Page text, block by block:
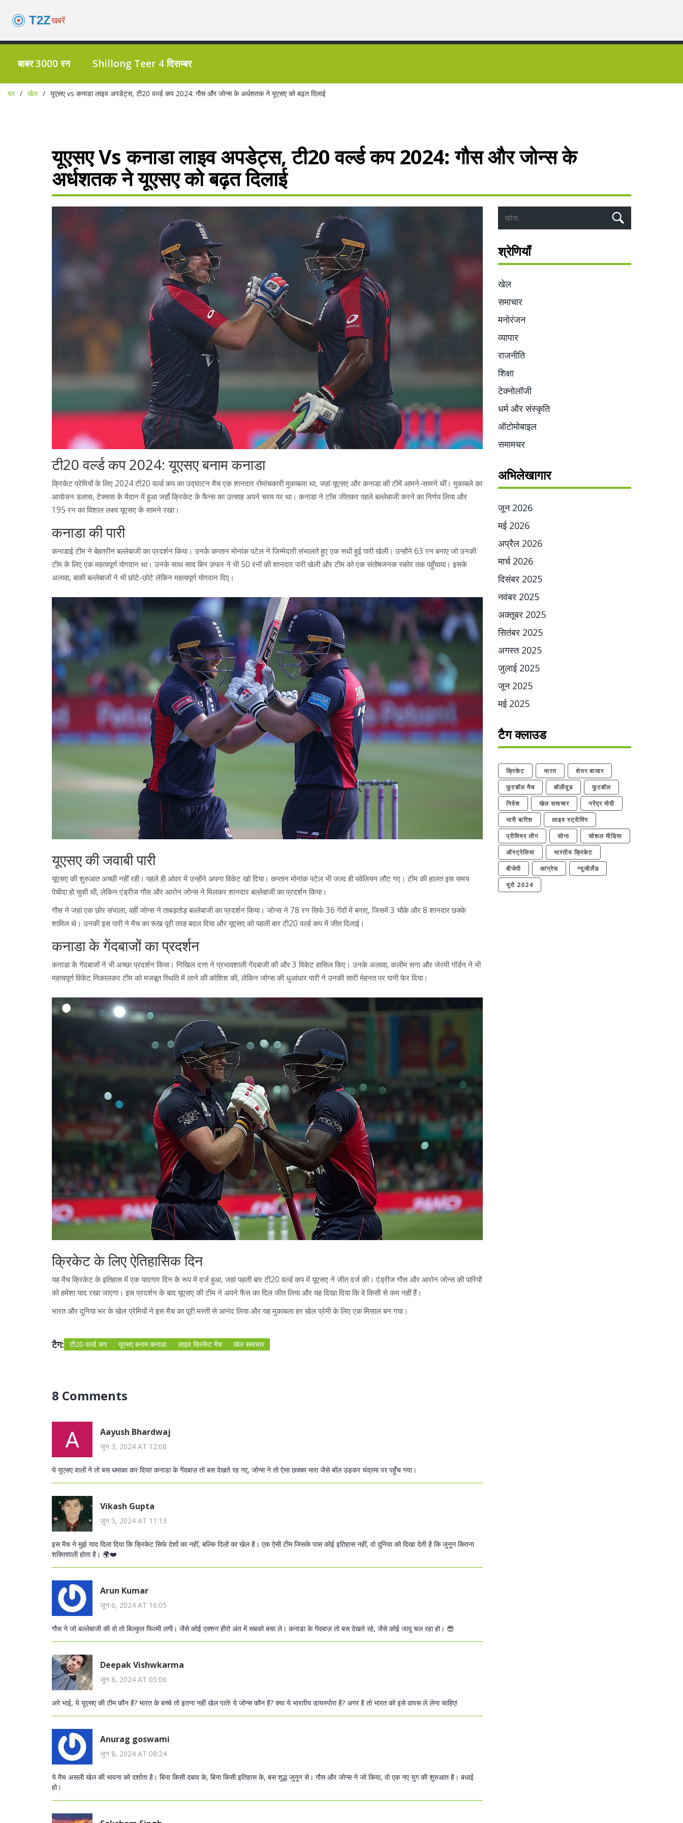
बाबर 3000 रन Shillong Teer 4 दिसम्बर
घर खेल यूएसए vs कनाडा लाइव अपडेट्स, टी20 वर्ल्ड कप 2024: गौस और जोन्स के अर्धशतक ने यूएसए को बढ़त दिलाई
यूएसए Vs कनाडा लाइव अपडेट्स, टी20 वर्ल्ड कप 2024: गौस और जोन्स के
अर्धशतक ने यूएसए को बढ़त दिलाई
टी20 वर्ल्ड कप 2024: यूएसए बनाम कनाडा
क्रिकेट प्रेमियों के लिए 2024 टी20 वर्ल्ड कप का उद्घाटन मैच एक शानदार रोमांचकारी मुकाबला था, जहां यूएसए और कनाडा की टीमें आमने-सामने थीं। मुकाबले का
आयोजन डलास, टेक्सस के मैदान में हुआ जहाँ क्रिकेट के फैन्स का उत्साह अपने चरम पर था। कनाडा ने टॉस जीतकर पहले बल्लेबाजी करने का निर्णय लिया और
195 रन का विशाल लक्ष्य यूएसए के सामने रखा।
कनाडा की पारी
कनाडाई टीम ने बेहतरीन बल्लेबाजी का प्रदर्शन किया। उनके कप्तान मोनांक पटेल ने जिम्मेदारी संभालते हुए एक सधी हुई पारी खेली। उन्होंने 63 रन बनाए जो उनकी
टीम के लिए एक महत्वपूर्ण योगदान था। उनके साथ साद बिन ज़फर ने भी 50 रनों की शानदार पारी खेली और टीम को एक संतोषजनक स्कोर तक पहुँचाया। इसके
अलावा, बाकी बल्लेबाजों ने भी छोटे-छोटे लेकिन महत्वपूर्ण योगदान दिए।
यूएसए की जवाबी पारी
यूएसए की शुरुआत अच्छी नहीं रही। पहले ही ओवर में उन्होंने अपना विकेट खो दिया। कप्तान मोनांक पटेल भी जल्द ही पवेलियन लौट गए। टीम की हालत इस समय
पेचीदा हो चुकी थी, लेकिन एंड्रीज गौस और आरोन जोन्स ने मिलकर शानदार बल्लेबाजी का प्रदर्शन किया।
गौस ने जहां एक छोर संभाला, वहीं जोन्स ने ताबड़तोड़ बल्लेबाजी का प्रदर्शन किया। जोन्स ने 78 रन सिर्फ 36 गेंदों में बनाए, जिसमें 3 चौके और 8 शानदार छक्के
शामिल थे। उनकी इस पारी ने मैच का रूख पूरी तरह बदल दिया और यूएसए को पहली बार टी20 वर्ल्ड कप में जीत दिलाई।
कनाडा के गेंदबाजों का प्रदर्शन
कनाडा के गेंदबाजों ने भी अच्छा प्रदर्शन किया। निखिल दत्ता ने प्रभावशाली गेंदबाजी की और 3 विकेट हासिल किए। उनके अलावा, कलीम सना और जेरमी गॉर्डन ने भी
महत्वपूर्ण विकेट निकालकर टीम को मजबूत स्थिति में लाने की कोशिश की, लेकिन जोन्स की धुआंधार पारी ने उनकी सारी मेहनत पर पानी फेर दिया।
क्रिकेट के लिए ऐतिहासिक दिन
यह मैच क्रिकेट के इतिहास में एक यादगार दिन के रूप में दर्ज हुआ, जहां पहली बार टी20 वर्ल्ड कप में यूएसए ने जीत दर्ज की। एंड्रीज गौस और आरोन जोन्स की पारियों
को हमेशा याद रखा जाएगा। इस प्रदर्शन के बाद यूएसए की टीम ने अपने फैंस का दिल जीत लिया और यह दिखा दिया कि वे किसी से कम नहीं हैं।
भारत और दुनिया भर के खेल प्रेमियों ने इस मैच का पूरी मस्ती से आनंद लिया और यह मुकाबला हर खेल प्रेमी के लिए एक मिसाल बन गया।
टैग: टी20 वर्ल्ड कप यूएसए बनाम कनाडा लाइव क्रिकेट मैच खेल समाचार
8 Comments
Aayush Bhardwaj
जून 3, 2024 AT 12:08
ये यूएसए वालों ने तो बस धमाका कर दिया! कनाडा के गेंदबाज़ तो बस देखते रह गए, जोन्स ने तो ऐसा छक्का मारा जैसे बॉल उड़कर चंद्रमा पर पहुँच गया।
Vikash Gupta
जून 5, 2024 AT 11:13
इस मैच ने मुझे याद दिला दिया कि क्रिकेट सिर्फ देशों का नहीं, बल्कि दिलों का खेल है। एक ऐसी टीम जिसके पास कोई इतिहास नहीं, वो दुनिया को दिखा देती है कि जुनून कितना
शक्तिशाली होता है। 🌍❤️
Arun Kumar
जून 6, 2024 AT 16:05
गौस ने जो बल्लेबाजी की वो तो बिल्कुल फिल्मी लगी। जैसे कोई एक्शन हीरो अंत में सबको बचा ले। कनाडा के गेंदबाज़ तो बस देखते रहे, जैसे कोई जादू चल रहा हो। 😎
Deepak Vishwkarma
जून 8, 2024 AT 05:06
अरे भाई, ये यूएसए की टीम कौन है? भारत के बच्चे तो इतना नहीं खेल पाते! ये जोन्स कौन है? क्या ये भारतीय डायस्पोरा है? अगर है तो भारत को इसे वापस ले लेना चाहिए!
Anurag goswami
जून 8, 2024 AT 08:24
ये मैच असली खेल की भावना को दर्शाता है। बिना किसी दबाव के, बिना किसी इतिहास के, बस शुद्ध जुनून से। गौस और जोन्स ने जो किया, वो एक नए युग की शुरुआत है। बधाई
हो।
श्रेणियाँ
खेल
समाचार
मनोरंजन
व्यापार
राजनीति
शिक्षा
टेक्नोलॉजी
धर्म और संस्कृति
ऑटोमोबाइल
समामचर
अभिलेखागार
जून 2026
मई 2026
अप्रैल 2026
मार्च 2026
दिसंबर 2025
नवंबर 2025
अक्तूबर 2025
सितंबर 2025
अगस्त 2025
जुलाई 2025
जून 2025
मई 2025
टैग क्लाउड
क्रिकेट भारत
शेयर बाजार
फुटबॉल मैच
बॉलीवुड
फुटबॉल
निवेश
खेल समाचार
नरेंद्र मोदी
भारी बारिश
लाइव स्ट्रीमिंग
प्रीमियर लीग
सोना
सोशल मीडिया
ऑस्ट्रेलिया
भारतीय क्रिकेट
बीजेपी
कांग्रेस
न्यूजीलैंड
यूरो 2024